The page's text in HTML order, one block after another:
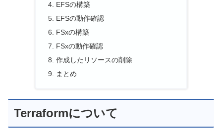
EFSの構築
EFSの動作確認
FSxの構築
FSxの動作確認
作成したリソースの削除
まとめ
Terraformについて